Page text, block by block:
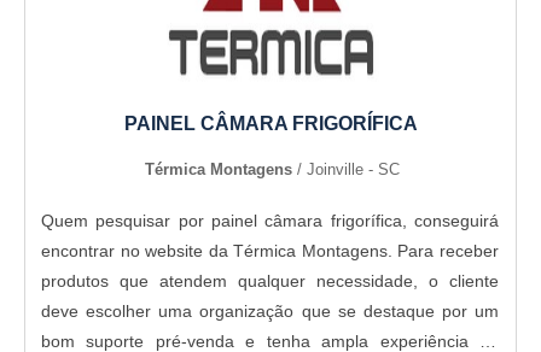
PAINEL CÂMARA FRIGORÍFICA
Térmica Montagens / Joinville - SC
Quem pesquisar por painel câmara frigorífica, conseguirá
encontrar no website da Térmica Montagens. Para receber
produtos que atendem qualquer necessidade, o cliente
deve escolher uma organização que se destaque por um
bom suporte pré-venda e tenha ampla experiência no